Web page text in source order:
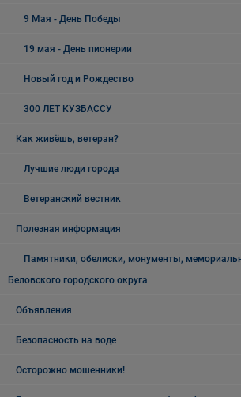
9 Мая - День Победы
19 мая - День пионерии
Новый год и Рождество
300 ЛЕТ КУЗБАССУ
Как живёшь, ветеран?
Лучшие люди города
Ветеранский вестник
Полезная информация
Памятники, обелиски, монументы,
Беловского городского округа
Объявления
Безопасность на воде
Осторожно мошенники!